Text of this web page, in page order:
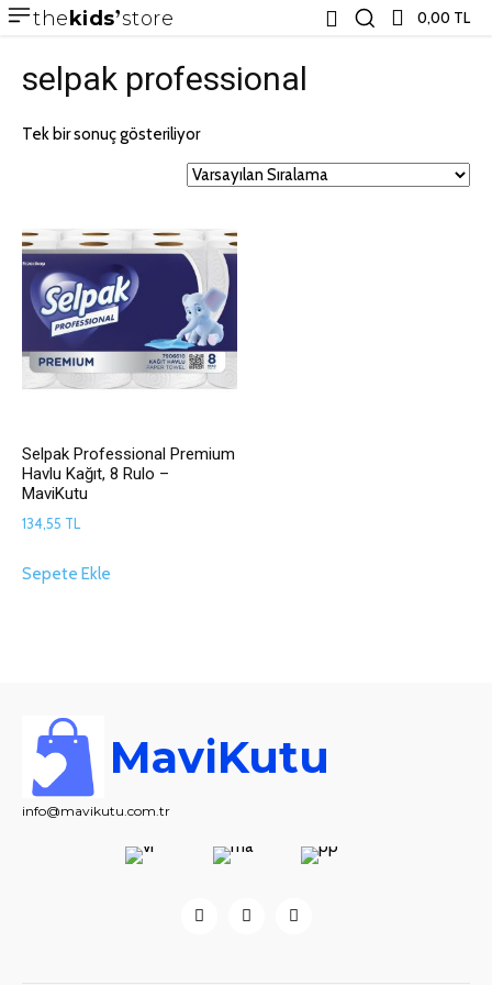
thekids store 0,00 TL
selpak professional
Tek bir sonuç gösteriliyor
Selpak Professional Premium
Havlu Kağıt, 8 Rulo –
MaviKutu
134,55 TL
Sepete Ekle
MaviKutu
info@mavikutu.com.tr